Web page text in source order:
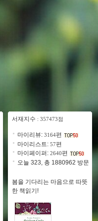
서재지수 : 357473점
마이리뷰: 3164편
마이리스트: 57편
마이페이퍼: 2640편
오늘 323, 총 1880962 방문
봄을 기다리는 마음으로 따뜻
한 책읽기!